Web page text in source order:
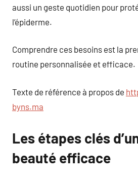
aussi un geste quotidien pour
l’épiderme.
Comprendre ces besoins est la
routine personnalisée et efficace.
Texte de référence à propos de
byns.ma
Les étapes clés
beauté efficace